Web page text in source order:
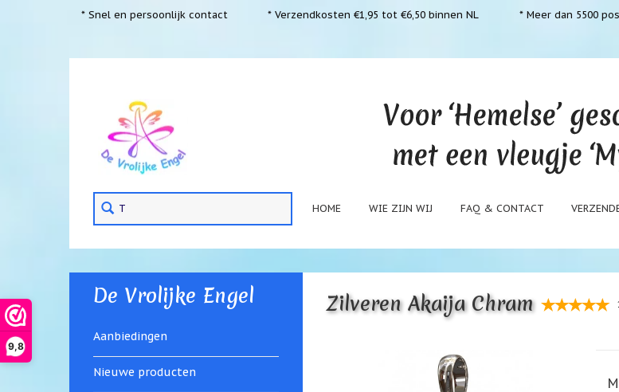
9,8
* Snel en persoonlijk contact * Verzendkosten €1,95 tot €6,50 binnen NL * Meer dan 5500
HOME WIE ZIJN WIJ FAQ & CONTACT
De Vrolijke Engel
Aanbiedingen
Nieuwe producten
Zilveren Akaija Chram